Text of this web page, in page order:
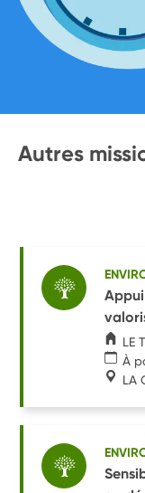
Autres
LE
À
LA